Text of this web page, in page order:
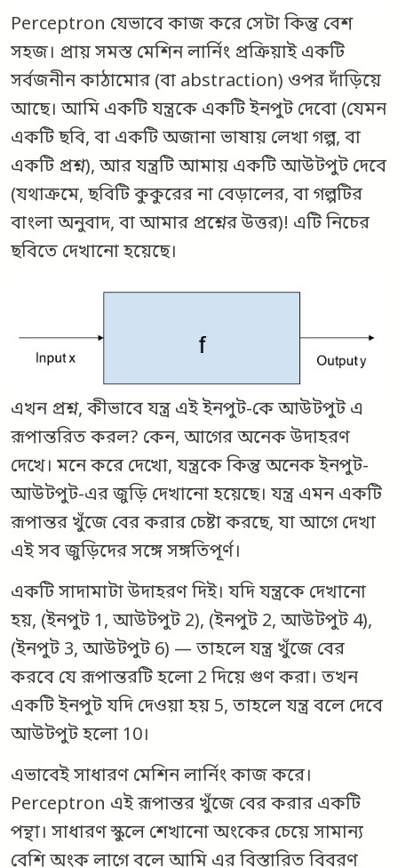
Perceptron যেভাবে কাজ করে সেটা কিন্তু বেশ
সহজ। প্রায় সমস্ত মেশিন লার্নিং প্রক্রিয়াই একটি
সর্বজনীন কাঠামোর (বা abstraction) ওপর দাঁড়িয়ে
আছে। আমি একটি যন্ত্রকে একটি ইনপুট দেবো (যেমন
একটি ছবি, বা একটি অজানা ভাষায় লেখা গল্প, বা
একটি প্রশ্ন), আর যন্ত্রটি আমায় একটি আউটপুট দেবে
(যথাক্রমে, ছবিটি কুকুরের না বেড়ালের, বা গল্পটির
বাংলা অনুবাদ, বা আমার প্রশ্নের উত্তর)! এটি নিচের
ছবিতে দেখানো হয়েছে।
এখন প্রশ্ন, কীভাবে যন্ত্র এই ইনপুট-কে আউটপুট এ
রূপান্তরিত করল? কেন, আগের অনেক উদাহরণ
দেখে। মনে করে দেখো, যন্ত্রকে কিন্তু অনেক ইনপুট-
আউটপুট-এর জুড়ি দেখানো হয়েছে। যন্ত্র এমন একটি
রূপান্তর খুঁজে বের করার চেষ্টা করছে, যা আগে দেখা
এই সব জুড়িদের সঙ্গে সঙ্গতিপূর্ণ।
একটি সাদামাটা উদাহরণ দিই। যদি যন্ত্রকে দেখানো
হয়, (ইনপুট 1, আউটপুট 2), (ইনপুট 2, আউটপুট 4),
(ইনপুট 3, আউটপুট 6) — তাহলে যন্ত্র খুঁজে বের
করবে যে রূপান্তরটি হলো 2 দিয়ে গুণ করা। তখন
একটি ইনপুট যদি দেওয়া হয় 5, তাহলে যন্ত্র বলে দেবে
আউটপুট হলো 10।
এভাবেই সাধারণ মেশিন লার্নিং কাজ করে।
Perceptron এই রূপান্তর খুঁজে বের করার একটি
পন্থা। সাধারণ স্কুলে শেখানো অংকের চেয়ে সামান্য
বেশি অংক লাগে বলে আমি এর বিস্তারিত বিবরণ